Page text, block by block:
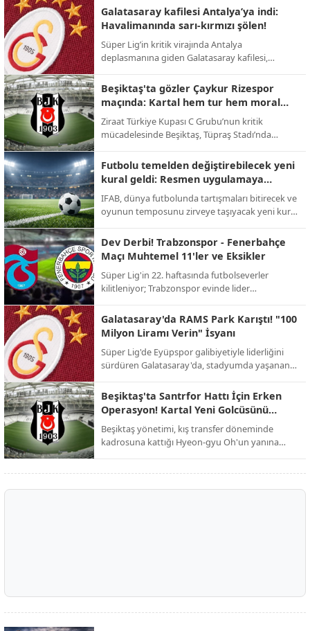
takas operasyonuyla Premier Lig'e geri dönüyor.
Galatasaray kafilesi Antalya’ya indi:
Havalimanında sarı-kırmızı şölen!
Süper Lig’in kritik virajında Antalya
deplasmanına giden Galatasaray kafilesi,
karşılandı; sarı-kırmızılı taraftarlar şampiyonluk
yolunda takıma tam destek verdi.
Beşiktaş'ta gözler Çaykur Rizespor
maçında: Kartal hem tur hem moral
peşinde!
Ziraat Türkiye Kupası C Grubu’nun kritik
mücadelesinde Beşiktaş, Tüpraş Stadı’nda
dönümüne özel kampanya maça damga
vuracak.
Futbolu temelden değiştirebilecek yeni
kural geldi: Resmen uygulamaya
geçiyor!
IFAB, dünya futbolunda tartışmaları bitirecek ve
oyunun temposunu zirveye taşıyacak yeni kural
yeni dönem başlıyor.
Dev Derbi! Trabzonspor - Fenerbahçe
Maçı Muhtemel 11'ler ve Eksikler
Süper Lig'in 22. haftasında futbolseverler
kilitleniyor; Trabzonspor evinde lider
yeniden şekillendirmek istiyor.
Galatasaray'da RAMS Park Karıştı! "100
Milyon Liramı Verin" İsyanı
Süper Lig'de Eyüpspor galibiyetiyle liderliğini
sürdüren Galatasaray'da, stadyumda yaşanan
kaldı.
Beşiktaş'ta Santrfor Hattı İçin Erken
Operasyon! Kartal Yeni Golcüsünü
Buldu
Beşiktaş yönetimi, kış transfer döneminde
kadrosuna kattığı Hyeon-gyu Oh'un yanına